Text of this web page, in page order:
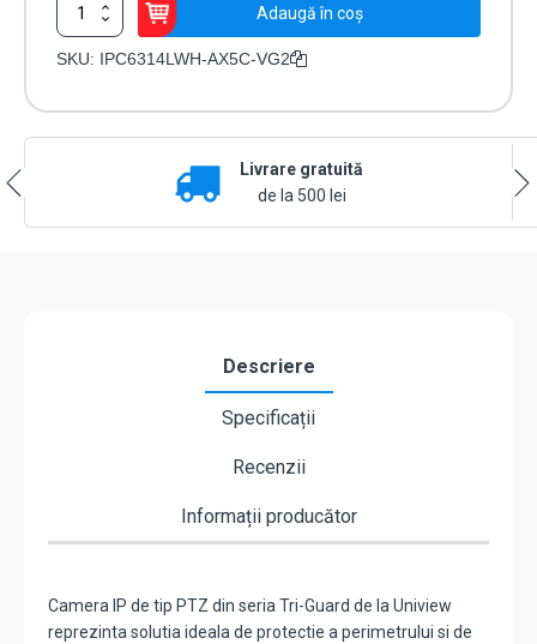
Cantitate
Camera
IP
Adaugă în coș
SKU: IPC6314LWH-AX5C-VG2
Livrare gratuită
de la 500 lei
Descriere
Specificații
Recenzii
Informații producător
Camera IP de tip PTZ din seria Tri-Guard de la Uniview
reprezinta solutia ideala de protectie a perimetrului si de